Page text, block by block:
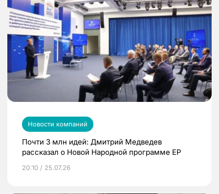
Новости компаний
Почти 3 млн идей: Дмитрий Медведев
рассказал о Новой Народной программе ЕР
20:10 / 25.07.26